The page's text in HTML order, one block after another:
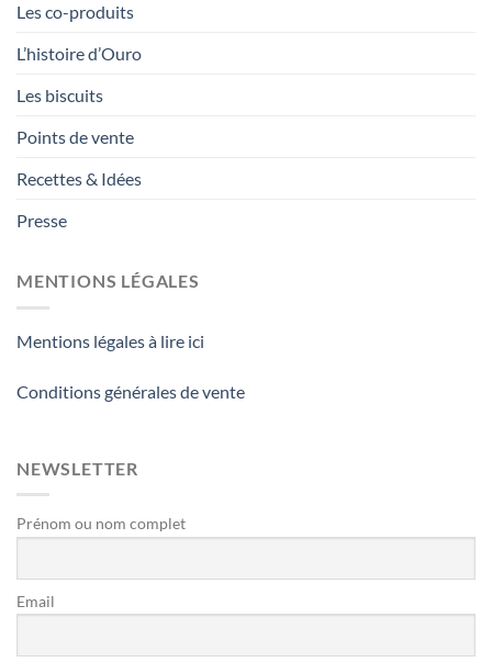
Les co-produits
L’histoire d’Ouro
Les biscuits
Points de vente
Recettes & Idées
Presse
MENTIONS LÉGALES
Mentions légales à lire ici
Conditions générales de vente
NEWSLETTER
Prénom ou nom complet
Email